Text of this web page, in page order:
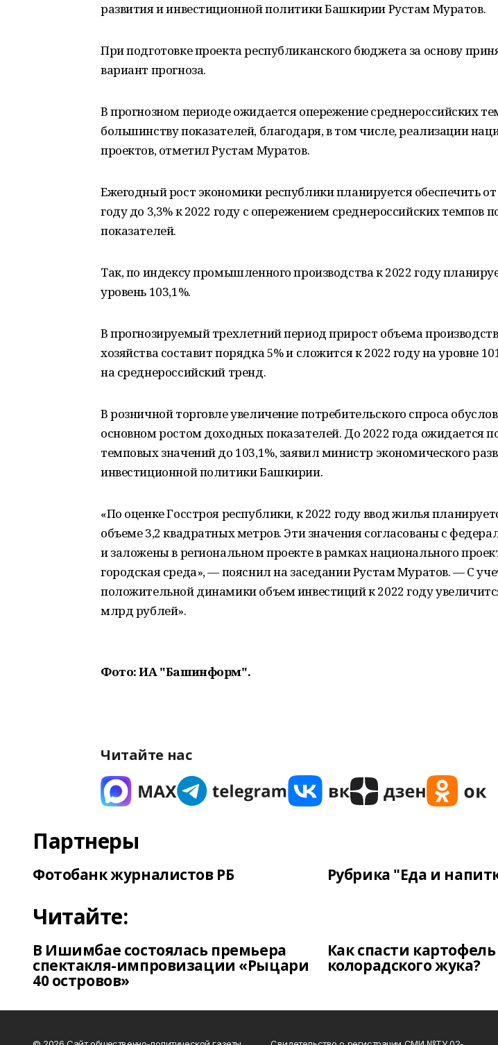
развития и инвестиционной политики Башкирии Рустам Муратов.
При подготовке проекта республиканского бюджета за основу
вариант прогноза.
В прогнозном периоде ожидается опережение среднероссийских
большинству показателей, благодаря, в том числе, реализации
проектов, отметил Рустам Муратов.
Ежегодный рост экономики республики планируется обеспечить от
году до 3,3% к 2022 году с опережением среднероссийских темпов
показателей.
Так, по индексу промышленного производства к 2022 году
уровень 103,1%.
В прогнозируемый трехлетний период прирост объема
хозяйства составит порядка 5% и сложится к 2022 году на уровне
на среднероссийский тренд.
В розничной торговле увеличение потребительского спроса
основном ростом доходных показателей. До 2022 года ожидается
темповых значений до 103,1%, заявил министр экономического
инвестиционной политики Башкирии.
«По оценке Госстроя республики, к 2022 году ввод жилья
объеме 3,2 квадратных метров. Эти значения согласованы с
и заложены в региональном проекте в рамках национального
городская среда», — пояснил на заседании Рустам Муратов. — С
положительной динамики объем инвестиций к 2022 году
млрд рублей».
Фото: ИА "Башинформ".
Читайте нас
Партнеры
Фотобанк журналистов РБ Рубрика "Еда и
Читайте:
В Ишимбае состоялась премьера
спектакля-импровизации «Рыцари
40 островов»
Как спасти картофель
колорадского жука?